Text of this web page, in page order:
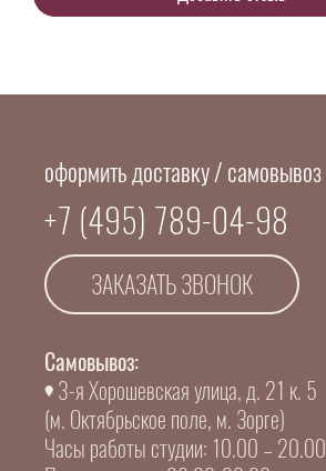
оформить доставку / самовывоз
+7 (495) 789-04-98
ЗАКАЗАТЬ ЗВОНОК
Самовывоз:
3-я Хорошевская улица, д. 21 к. 5
(м. Октябрьское поле, м. Зорге)
Часы работы студии: 10.00 – 20.00